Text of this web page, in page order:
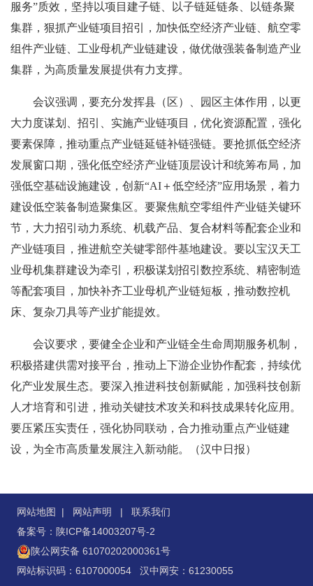
服务”质效，坚持以项目建子链、以子链延链条、以链条聚
集群，狠抓产业链项目招引，加快低空经济产业链、航空零
组件产业链、工业母机产业链建设，做优做强装备制造产业
集群，为高质量发展提供有力支撑。
会议强调，要充分发挥县（区）、园区主体作用，以更
大力度谋划、招引、实施产业链项目，优化资源配置，强化
要素保障，推动重点产业链延链补链强链。要抢抓低空经济
发展窗口期，强化低空经济产业链顶层设计和统筹布局，加
强低空基础设施建设，创新“AI＋低空经济”应用场景，着力
建设低空装备制造聚集区。要聚焦航空零组件产业链关键环
节，大力招引动力系统、机载产品、复合材料等配套企业和
产业链项目，推进航空关键零部件基地建设。要以宝汉天工
业母机集群建设为牵引，积极谋划招引数控系统、精密制造
等配套项目，加快补齐工业母机产业链短板，推动数控机
床、复杂刀具等产业扩能提效。
会议要求，要健全企业和产业链全生命周期服务机制，
积极搭建供需对接平台，推动上下游企业协作配套，持续优
化产业发展生态。要深入推进科技创新赋能，加强科技创新
人才培育和引进，推动关键技术攻关和科技成果转化应用。
要压紧压实责任，强化协同联动，合力推动重点产业链建
设，为全市高质量发展注入新动能。（汉中日报）
网站地图 | 网站声明 | 联系我们
备案号：陕ICP备14003207号-2
陕公网安备 61070202000361号
网站标识码：6107000054 汉中网安：61230055